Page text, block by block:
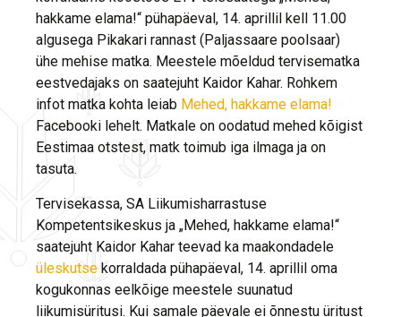
hakkame elama!“ pühapäeval, 14. aprillil kell 11.00
algusega Pikakari rannast (Paljassaare poolsaar)
ühe mehise matka. Meestele mõeldud tervisematka
eestvedajaks on saatejuht Kaidor Kahar. Rohkem
infot matka kohta leiab Mehed, hakkame elama!
Facebooki lehelt. Matkale on oodatud mehed kõigist
Eestimaa otstest, matk toimub iga ilmaga ja on
tasuta.
Tervisekassa, SA Liikumisharrastuse
Kompetentsikeskus ja „Mehed, hakkame elama!“
saatejuht Kaidor Kahar teevad ka maakondadele
üleskutsekorraldada pühapäeval, 14. aprillil oma
kogukonnas eelkõige meestele suunatud
liikumisüritusi. Kui samale päevale ei õnnestu üritust